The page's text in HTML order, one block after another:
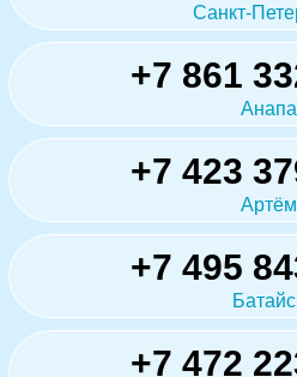
Санкт-
+7 861
Анапа
+7 423
Артём
+7 495
+7 472